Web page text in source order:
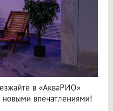
в «АкваРИО»
впечатлениями!